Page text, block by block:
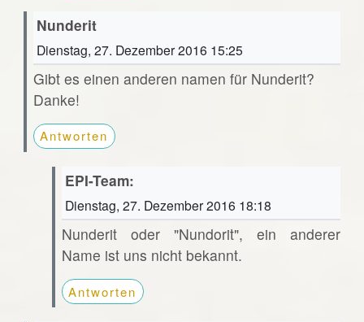
Nunderit
Dienstag, 27. Dezember 2016 15:25
Gibt es einen anderen namen für Nunderit?
Danke!
Antworten
EPI-Team:
Dienstag, 27. Dezember 2016 18:18
Nunderit oder "Nundorit", ein anderer
Name ist uns nicht bekannt.
Antworten